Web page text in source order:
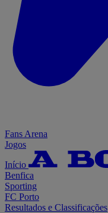
Fans Arena
Jogos
Início
Benfica
Sporting
FC Porto
Resultados e Classificações